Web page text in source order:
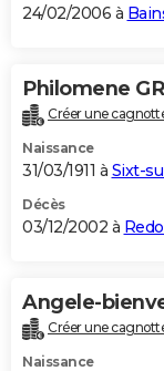
24/02/2006 à
Philomene
Créer une
Naissance
31/03/1911 à Sixt-
Décès
03/12/2002 à
Angele-
Créer une
Naissance